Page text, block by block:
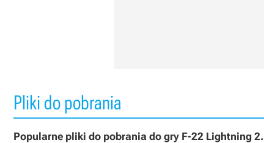
Pliki do pobrania
Popularne pliki do pobrania do gry F-22 Lightning 2.